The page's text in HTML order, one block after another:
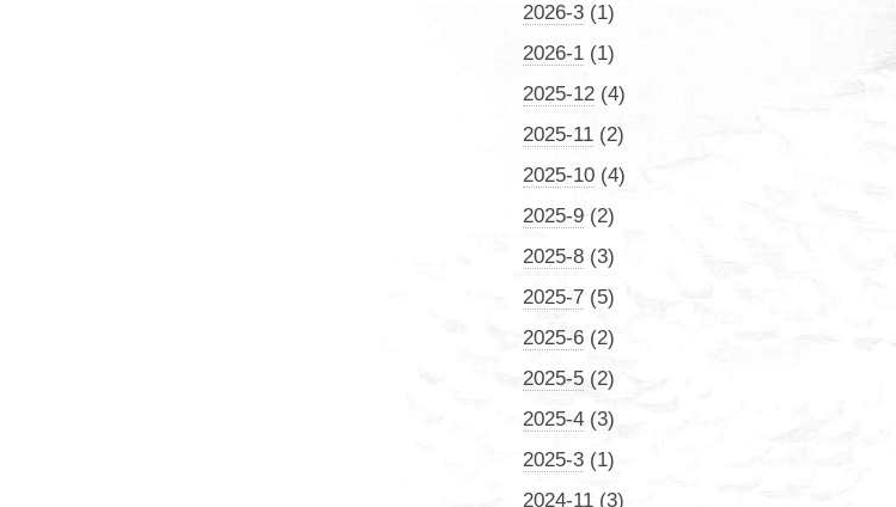
2026-3 (1)
2026-1 (1)
2025-12 (4)
2025-11 (2)
2025-10 (4)
2025-9 (2)
2025-8 (3)
2025-7 (5)
2025-6 (2)
2025-5 (2)
2025-4 (3)
2025-3 (1)
2024-11 (3)